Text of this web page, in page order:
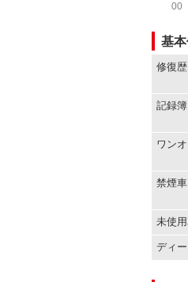
00
基
修復歴
記録簿
ワン
禁煙車
未使
ディ